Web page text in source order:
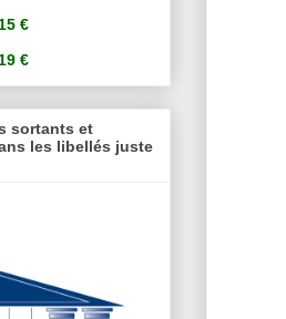
€
€
sortants et
les libellés juste